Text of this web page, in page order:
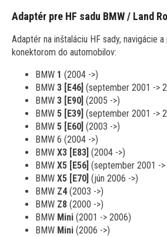
Adaptér pre HF sadu BMW / Land
Adaptér na inštaláciu HF sady, navigácie a
konektorom do automobilov:
BMW 1 (2004 ->)
BMW 3 [E46] (september 2001 ->
BMW 3 [E90] (2005 ->)
BMW 5 [E39] (september 2001 ->
BMW 5 [E60] (2003 ->)
BMW 6 (2004 ->)
BMW X3 [E83] (2004 ->)
BMW X5 [E56] (september 2001 -
BMW X5 [E70] (jún 2006 ->)
BMW Z4(2003 ->)
BMW Z8 (2000 ->)
BMW Mini (2001 -> 2006)
BMW Mini (2006 ->)